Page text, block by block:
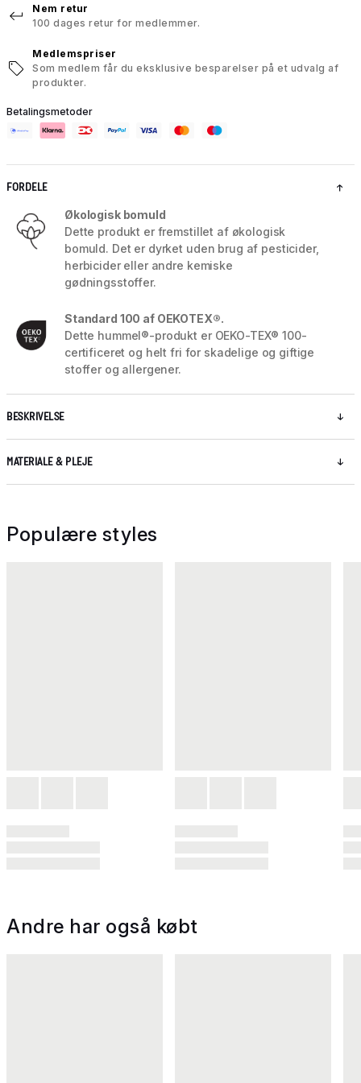
Nem retur
100 dages retur for medlemmer.
Medlemspriser
Som medlem får du eksklusive besparelser på et udvalg af
produkter.
Betalingsmetoder
FORDELE
Økologisk bomuld
Dette produkt er fremstillet af økologisk
bomuld. Det er dyrket uden brug af pesticider,
herbicider eller andre kemiske
gødningsstoffer.
Standard 100 af OEKOTEX®.
Dette hummel®-produkt er OEKO-TEX® 100-
certificeret og helt fri for skadelige og giftige
stoffer og allergener.
BESKRIVELSE
MATERIALE & PLEJE
Populære styles
Andre har også købt